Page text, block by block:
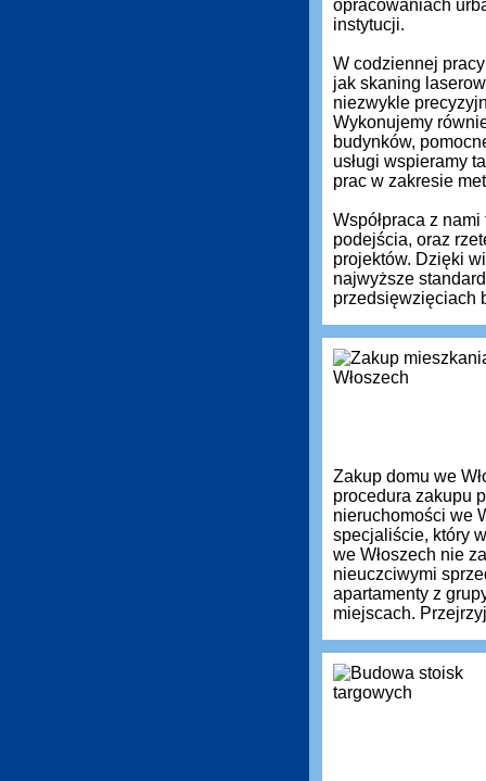
opracowaniach
instytucji.
W codziennej
jak skaning
niezwykle
Wykonujemy
budynków,
usługi wspieramy
prac w zakresie
Współpraca z
podejścia, oraz
projektów. Dzięki
najwyższe
przedsięwzięciach
Zakup domu we
procedura zakupu
nieruchomości we
specjaliście, który
we Włoszech nie
nieuczciwymi
apartamenty z
miejscach.